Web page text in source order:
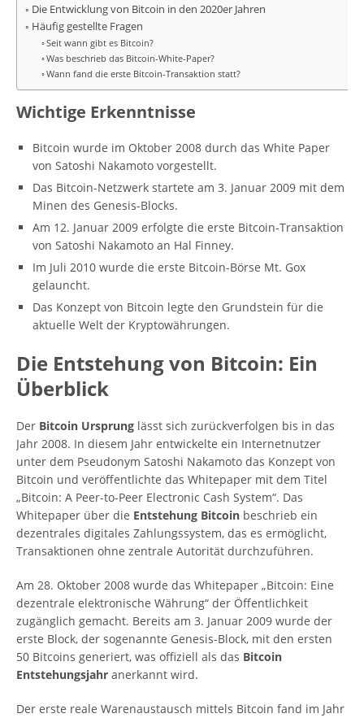
Die Entwicklung von Bitcoin in den 2020er Jahren
Häufig gestellte Fragen
Seit wann gibt es Bitcoin?
Was beschrieb das Bitcoin-White-Paper?
Wann fand die erste Bitcoin-Transaktion statt?
Wichtige Erkenntnisse
Bitcoin wurde im Oktober 2008 durch das White Paper
von Satoshi Nakamoto vorgestellt.
Das Bitcoin-Netzwerk startete am 3. Januar 2009 mit dem
Minen des Genesis-Blocks.
Am 12. Januar 2009 erfolgte die erste Bitcoin-Transaktion
von Satoshi Nakamoto an Hal Finney.
Im Juli 2010 wurde die erste Bitcoin-Börse Mt. Gox
gelauncht.
Das Konzept von Bitcoin legte den Grundstein für die
aktuelle Welt der Kryptowährungen.
Die Entstehung von Bitcoin: Ein
Überblick
Der Bitcoin Ursprung lässt sich zurückverfolgen bis in das
Jahr 2008. In diesem Jahr entwickelte ein Internetnutzer
unter dem Pseudonym Satoshi Nakamoto das Konzept von
Bitcoin und veröffentlichte das Whitepaper mit dem Titel
„Bitcoin: A Peer-to-Peer Electronic Cash System“. Das
Whitepaper über die Entstehung Bitcoin beschrieb ein
dezentrales digitales Zahlungssystem, das es ermöglicht,
Transaktionen ohne zentrale Autorität durchzuführen.
Am 28. Oktober 2008 wurde das Whitepaper „Bitcoin: Eine
dezentrale elektronische Währung“ der Öffentlichkeit
zugänglich gemacht. Bereits am 3. Januar 2009 wurde der
erste Block, der sogenannte Genesis-Block, mit den ersten
50 Bitcoins generiert, was offiziell als das Bitcoin
Entstehungsjahr anerkannt wird.
Der erste reale Warenaustausch mittels Bitcoin fand im Jahr